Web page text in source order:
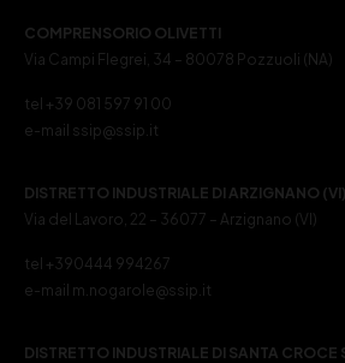
COMPRENSORIO OLIVETTI
Via Campi Flegrei, 34 – 80078 Pozzuoli (NA)
tel +39 081 597 91 00
e-mail ssip@ssip.it
DISTRETTO INDUSTRIALE DI ARZIGNANO (VI)
Via del Lavoro, 22 – 36077 – Arzignano (VI)
tel +390444 994267
e-mail m.nogarole@ssip.it
DISTRETTO INDUSTRIALE DI SANTA CROCE